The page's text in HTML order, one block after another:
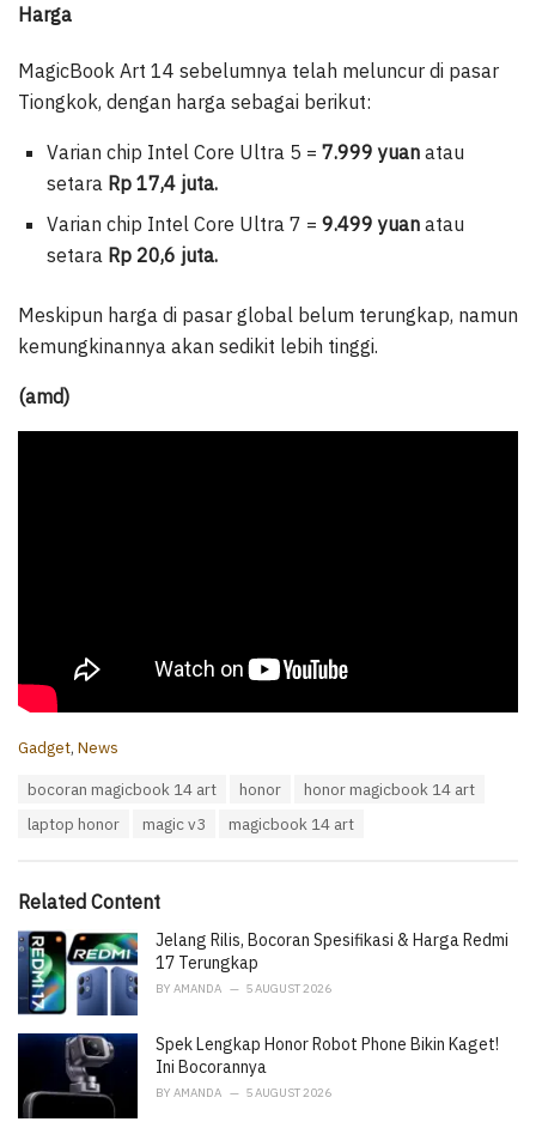
Harga
MagicBook Art 14 sebelumnya telah meluncur di pasar
Tiongkok, dengan harga sebagai berikut:
Varian chip Intel Core Ultra 5 = 7.999 yuan atau
setara Rp 17,4 juta.
Varian chip Intel Core Ultra 7 = 9.499 yuan atau
setara Rp 20,6 juta.
Meskipun harga di pasar global belum terungkap, namun
kemungkinannya akan sedikit lebih tinggi.
(amd)
C
i
s
Gadget, News
bocoran magicbook 14 art honor
honor magicbook 14 art
laptop honor
magic v3 magicbook 14 art
Related Content
Jelang Rilis, Bocoran Spesifikasi & Harga Redmi
17 Terungkap
BY AMANDA 5 AUGUST 2026
Spek Lengkap Honor Robot Phone Bikin Kaget!
Ini Bocorannya
BY AMANDA 5 AUGUST 2026